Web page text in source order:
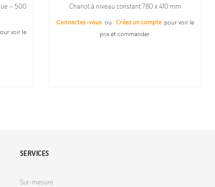
– 500
voir le
Chariot à niveau constant 780 x 410 mm
Connectez-vous ou Créez un compte pour voir le
prix et commander.
SERVICES
Sur-mesure